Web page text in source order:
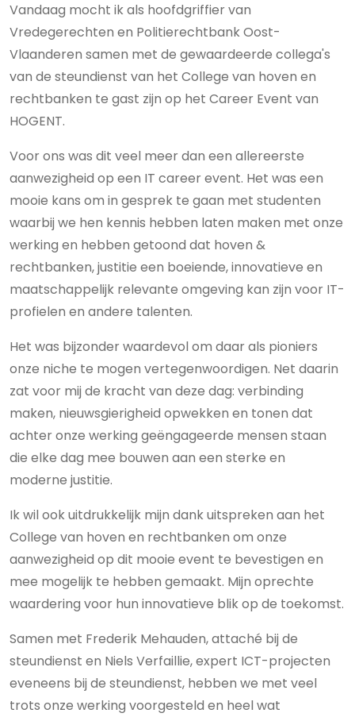
Vandaag mocht ik als hoofdgriffier van
Vredegerechten en Politierechtbank Oost-
Vlaanderen samen met de gewaardeerde collega's
van de steundienst van het College van hoven en
rechtbanken te gast zijn op het Career Event van
HOGENT.
Voor ons was dit veel meer dan een allereerste
aanwezigheid op een IT career event. Het was een
mooie kans om in gesprek te gaan met studenten
waarbij we hen kennis hebben laten maken met onze
werking en hebben getoond dat hoven &
rechtbanken, justitie een boeiende, innovatieve en
maatschappelijk relevante omgeving kan zijn voor IT-
profielen en andere talenten.
Het was bijzonder waardevol om daar als pioniers
onze niche te mogen vertegenwoordigen. Net daarin
zat voor mij de kracht van deze dag: verbinding
maken, nieuwsgierigheid opwekken en tonen dat
achter onze werking geëngageerde mensen staan
die elke dag mee bouwen aan een sterke en
moderne justitie.
Ik wil ook uitdrukkelijk mijn dank uitspreken aan het
College van hoven en rechtbanken om onze
aanwezigheid op dit mooie event te bevestigen en
mee mogelijk te hebben gemaakt. Mijn oprechte
waardering voor hun innovatieve blik op de toekomst.
Samen met Frederik Mehauden, attaché bij de
steundienst en Niels Verfaillie, expert ICT-projecten
eveneens bij de steundienst, hebben we met veel
trots onze werking voorgesteld en heel wat